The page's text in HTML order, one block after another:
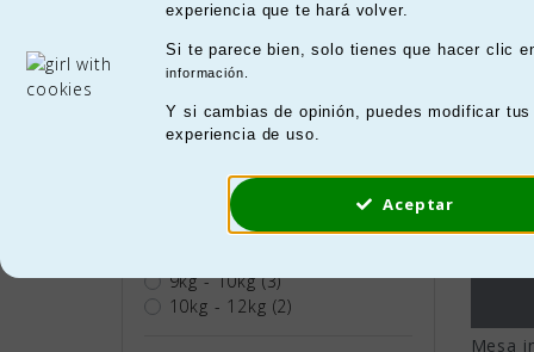
experiencia que te hará volver.
Si te parece bien, solo tienes que hacer clic
información.
Y si cambias de opinión, puedes modificar
experiencia de uso.
Aceptar
Mesas auxiliares
Peso
0kg - 2,43kg(2)
2,43kg - 7kg
7kg - 8kg(3)
9kg - 10kg(3)
10kg - 12kg (2)
Las
Mesa